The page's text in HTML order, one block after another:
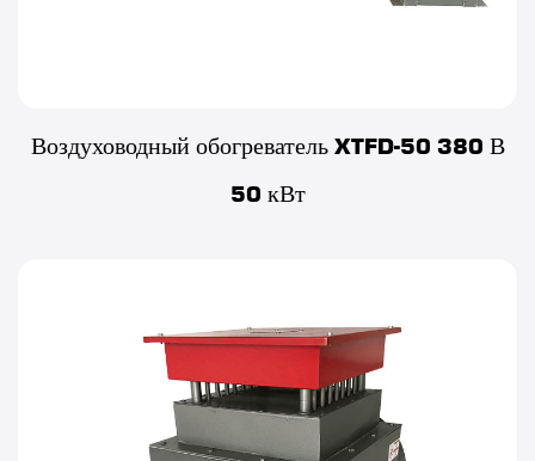
Воздуховодный обогреватель XTFD-50 380 В
50 кВт